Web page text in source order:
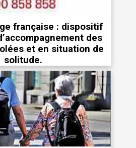
française : dispositif
des
et en situation de
solitude.